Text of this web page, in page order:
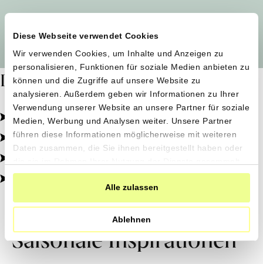
Diese Webseite verwendet Cookies
Wir verwenden Cookies, um Inhalte und Anzeigen zu
personalisieren, Funktionen für soziale Medien anbieten zu
können und die Zugriffe auf unsere Website zu
analysieren. Außerdem geben wir Informationen zu Ihrer
Verwendung unserer Website an unsere Partner für soziale
Medien, Werbung und Analysen weiter. Unsere Partner
führen diese Informationen möglicherweise mit weiteren
Daten zusammen, die Sie ihnen bereitgestellt haben oder
haben.
Alle zulassen
Ablehnen
Dafür stehen wir
Pestizidfrei angebaut, schonend verarbeitet.
Natürliche Zutaten, echter Geschmack.
Von kleinen Höfen, direkt zu dir.
100% transparent, 0% Zusatzstoffe.
Saisonale Inspirationen